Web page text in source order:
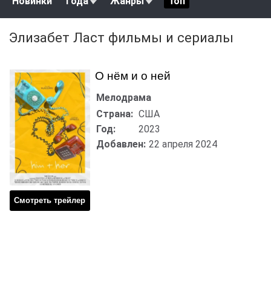
Элизабет Ласт фильмы и сериалы
О нём и о ней
Смотреть трейлер
Мелодрама
Страна: США
Год:
2023
Добавлен: 22 апреля 2024